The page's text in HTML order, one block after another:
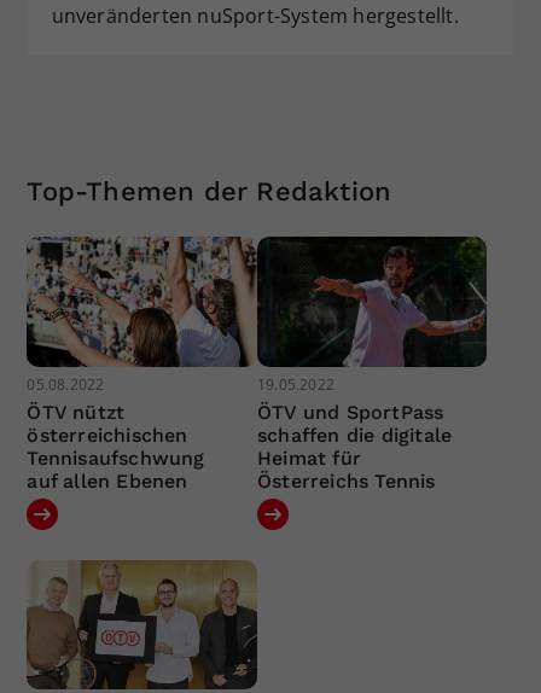
unveränderten nuSport-System hergestellt.
Top-Themen der Redaktion
05.08.2022
ÖTV nützt
österreichischen
Tennisaufschwung
auf allen Ebenen
19.05.2022
ÖTV und SportPass
schaffen die digitale
Heimat für
Österreichs Tennis